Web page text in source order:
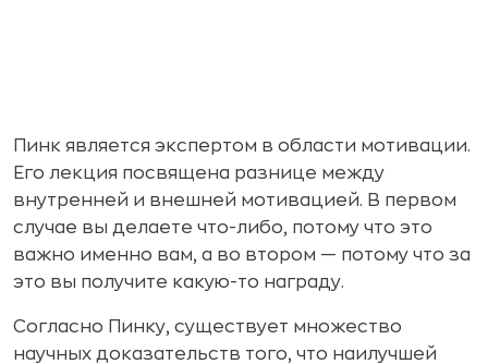
Пинк является экспертом в области мотивации.
Его лекция посвящена разнице между
внутренней и внешней мотивацией. В первом
случае вы делаете что-либо, потому что это
важно именно вам, а во втором — потому что за
это вы получите какую-то награду.
Согласно Пинку, существует множество
научных доказательств того, что наилучшей